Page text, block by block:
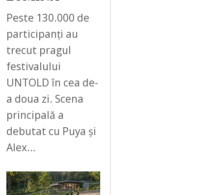
Peste 130.000 de
participanți au
trecut pragul
festivalului
UNTOLD în cea de-
a doua zi. Scena
principală a
debutat cu Puya și
Alex…